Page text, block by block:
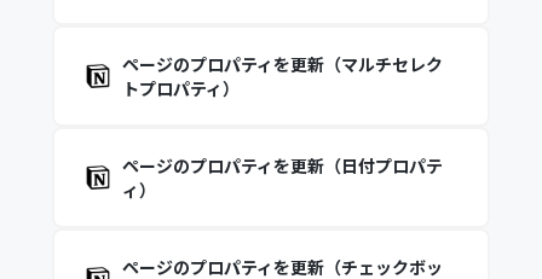
ページのプロパティを更新（マルチセレク
トプロパティ）
ページのプロパティを更新（日付プロパテ
ィ）
ページのプロパティを更新（チェックボッ